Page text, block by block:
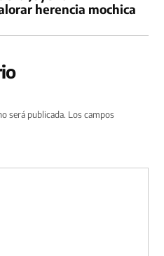
herencia mochica
será publicada. Los campos